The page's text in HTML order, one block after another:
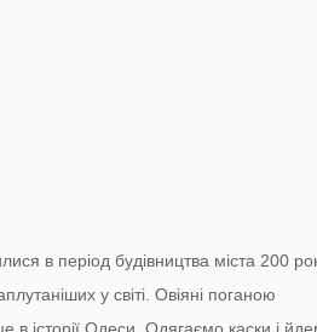
в період будівництва міста 200
у світі. Овіяні поганою
історії Одеси. Одягаємо каски і